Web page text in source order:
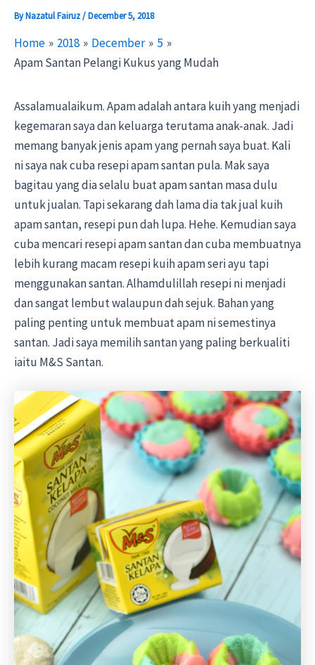
ByNazatul Fairuz/December 5, 2018
Home 2018 December
5
Apam Santan Pelangi Kukus yang Mudah
Assalamualaikum. Apam adalah antara kuih yang menjadi
kegemaran saya dan keluarga terutama anak-anak. Jadi
memang banyak jenis apam yang pernah saya buat. Kali
ni saya nak cuba resepi apam santan pula. Mak saya
bagitau yang dia selalu buat apam santan masa dulu
untuk jualan. Tapi sekarang dah lama dia tak jual kuih
apam santan, resepi pun dah lupa. Hehe. Kemudian saya
cuba mencari resepi apam santan dan cuba membuatnya
lebih kurang macam resepi kuih apam seri ayu tapi
menggunakan santan. Alhamdulillah resepi ni menjadi
dan sangat lembut walaupun dah sejuk. Bahan yang
paling penting untuk membuat apam ni semestinya
santan. Jadi saya memilih santan yang paling berkualiti
iaitu M&S Santan.